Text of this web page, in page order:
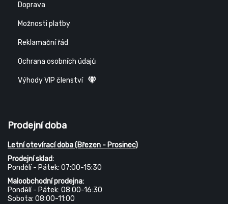
Doprava
Možnosti platby
Reklamační řád
Ochrana osobních údajů
Výhody VIP členství
Prodejní doba
Letní otevírací doba (Březen - Prosinec)
Prodejní sklad:
Pondělí - Pátek: 07:00-15:30
Maloobchodní prodejna:
Pondělí - Pátek: 08:00-16:30
Sobota: 08:00-11:00